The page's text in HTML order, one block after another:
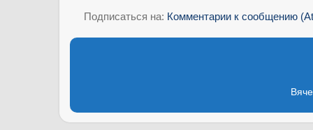
Подписаться на: Комментарии к сообщению